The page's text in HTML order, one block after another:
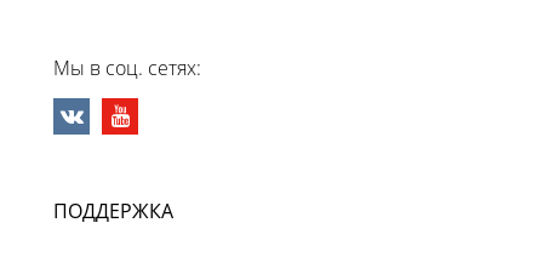
Мы в соц. сетях:
ПОДДЕРЖКА